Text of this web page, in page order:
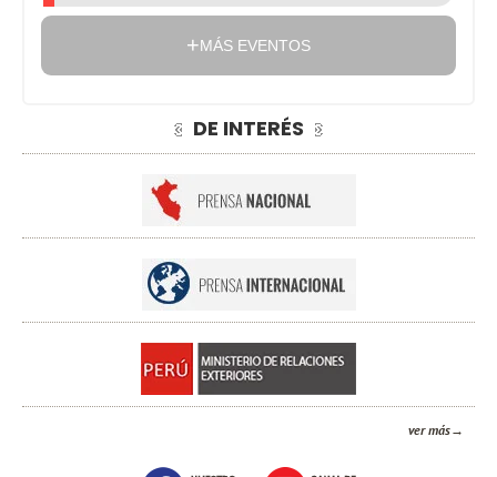
MÁS EVENTOS
DE INTERÉS
ver más